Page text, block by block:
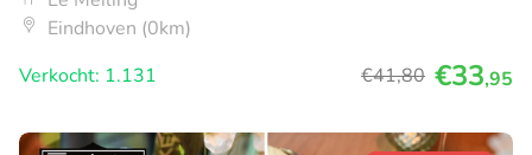
Eindhoven (0km)
Verkocht: 1.131
€41,80 €33,95